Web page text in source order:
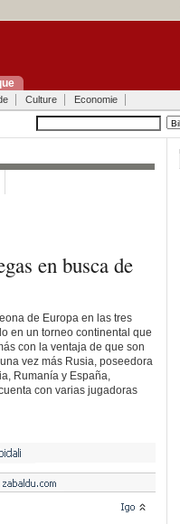
Culture Economie
en busca de
de Europa en las tres
en un torneo continental que
con la ventaja de que son
vez más Rusia, poseedora
Rumanía y España,
con varias jugadoras